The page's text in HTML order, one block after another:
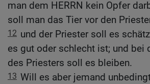
man dem HERRN kein Opfer
soll man das Tier vor den
12 und der Priester soll es
es gut oder schlecht ist; und bei
des Priesters soll es bleiben.
13 Will es aber jemand